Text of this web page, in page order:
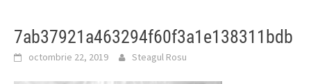
7ab37921a463294f60f3a1e138311bdb
octombrie 22, 2019 Steagul Rosu